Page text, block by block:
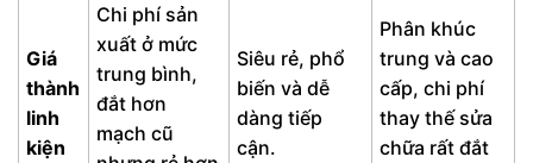
Giá
thành
linh
kiện
Chi phí sản
xuất ở mức
trung bình,
đắt hơn
mạch cũ
Siêu rẻ, phổ
biến và dễ
dàng tiếp
cận.
Phân khúc
trung và cao
cấp, chi phí
thay thế sửa
chữa rất đắt